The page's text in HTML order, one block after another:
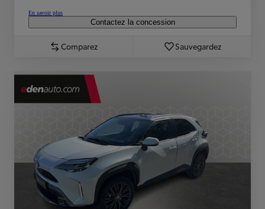
En savoir plus
Contactez la concession
Comparez Sauvegardez